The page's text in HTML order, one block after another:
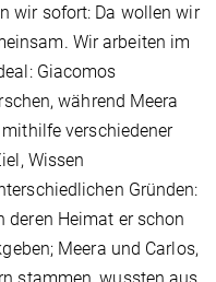
wir sofort: Da wollen wir
Wir arbeiten im
Giacomos
während Meera
verschiedener
Wissen
Gründen:
deren Heimat er schon
Meera und Carlos,